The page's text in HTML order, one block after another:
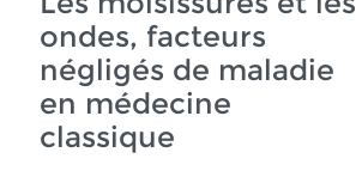
ondes, facteurs
négligés de maladie
en médecine
classique